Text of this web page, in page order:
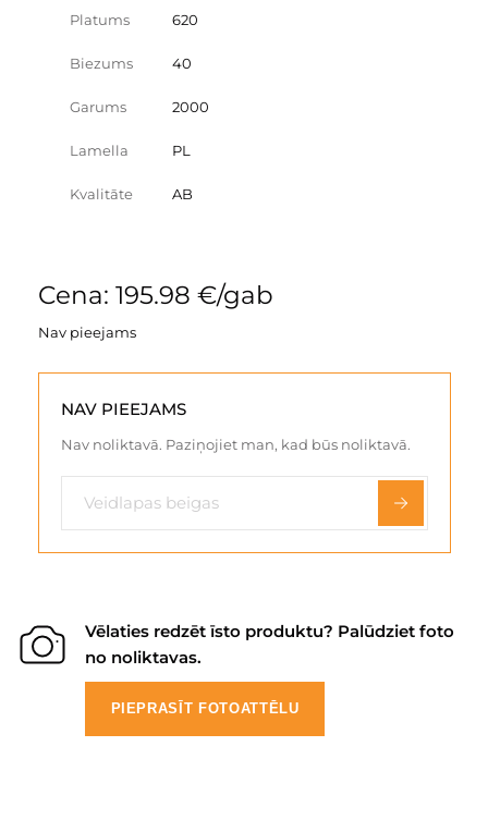
Platums 620
Biezums 40
Garums 2000
Lamella PL
Kvalitāte AB
Cena: 195.98 €/gab
Nav pieejams
NAV PIEEJAMS
Nav noliktavā. Paziņojiet man, kad būs noliktavā.
Vēlaties redzēt īsto produktu? Palūdziet foto
no noliktavas.
PIEPRASĪT FOTOATTĒLU